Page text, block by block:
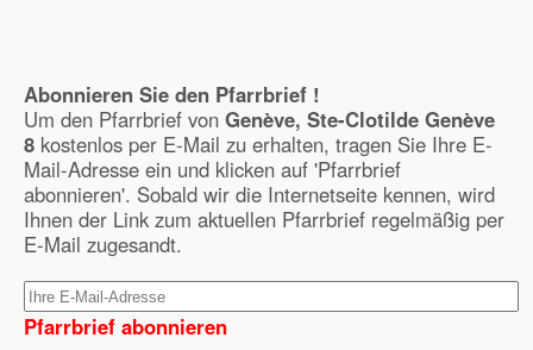
Abonnieren Sie den Pfarrbrief !
Um den Pfarrbrief von Genève, Ste-Clotilde Genève
8 kostenlos per E-Mail zu erhalten, tragen Sie Ihre E-
Mail-Adresse ein und klicken auf 'Pfarrbrief
abonnieren'. Sobald wir die Internetseite kennen, wird
Ihnen der Link zum aktuellen Pfarrbrief regelmäßig per
E-Mail zugesandt.
Pfarrbrief abonnieren